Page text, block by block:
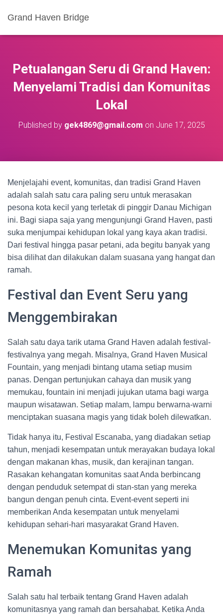
Grand Haven Bridge
Petualangan Seru di Grand Haven:
Menyelami Tradisi dan Komunitas
Lokal
Published by gek4869@gmail.com on June 17, 2025
Menjelajahi event, komunitas, dan tradisi Grand Haven
adalah salah satu cara paling seru untuk merasakan
pesona kota kecil yang terletak di pinggir Danau Michigan
ini. Bagi siapa saja yang mengunjungi Grand Haven, pasti
suka menjumpai kehidupan lokal yang kaya akan tradisi.
Dari festival hingga pasar petani, ada begitu banyak yang
bisa dilihat dan dilakukan dalam suasana yang hangat dan
ramah.
Festival dan Event Seru yang
Menggembirakan
Salah satu daya tarik utama Grand Haven adalah festival-
festivalnya yang megah. Misalnya, Grand Haven Musical
Fountain, yang menjadi bintang utama setiap musim
panas. Dengan pertunjukan cahaya dan musik yang
memukau, fountain ini menjadi jujukan utama bagi warga
maupun wisatawan. Setiap malam, lampu berwarna-warni
menciptakan suasana magis yang tidak boleh dilewatkan.
Tidak hanya itu, Festival Escanaba, yang diadakan setiap
tahun, menjadi kesempatan untuk merayakan budaya lokal
dengan makanan khas, musik, dan kerajinan tangan.
Rasakan kehangatan komunitas saat Anda berbincang
dengan penduduk setempat di stan-stan yang mereka
bangun dengan penuh cinta. Event-event seperti ini
memberikan Anda kesempatan untuk menyelami
kehidupan sehari-hari masyarakat Grand Haven.
Menemukan Komunitas yang
Ramah
Salah satu hal terbaik tentang Grand Haven adalah
komunitasnya yang ramah dan bersahabat. Ketika Anda